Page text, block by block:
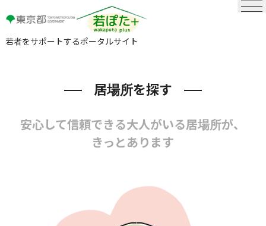
若者をサポートするポータルサイト
居場所を探す
安心して信頼できる大人がいる居場所が、
きっとあります